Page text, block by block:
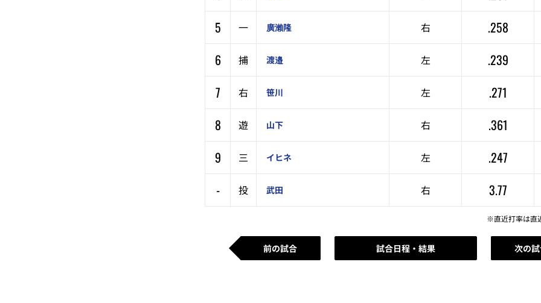
5
一 廣瀨隆 右
.258
6
捕 渡邉 左
.239
7
右 笹川 左
.271
8
遊 山下 右
.361
9
三 イヒネ 左
.247
-
投 武田 右 3.77
※直近打率は直
前の試合 試合日程・結果 次の